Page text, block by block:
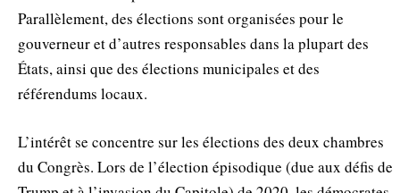
Parallèlement, des élections sont organisées pour le
gouverneur et d’autres responsables dans la plupart des
États, ainsi que des élections municipales et des
référendums locaux.
L’intérêt se concentre sur les élections des deux chambres
du Congrès. Lors de l’élection épisodique (due aux défis de